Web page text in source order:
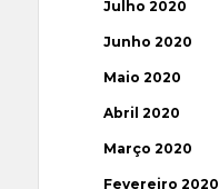
Julho 2020
Junho 2020
Maio 2020
Abril 2020
Março 2020
Fevereiro 2020